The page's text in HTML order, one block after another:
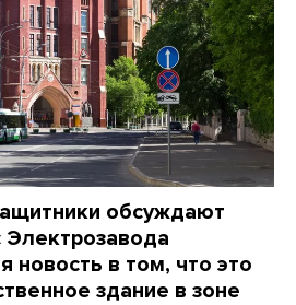
обсуждают
новость в том, что это
здание в зоне